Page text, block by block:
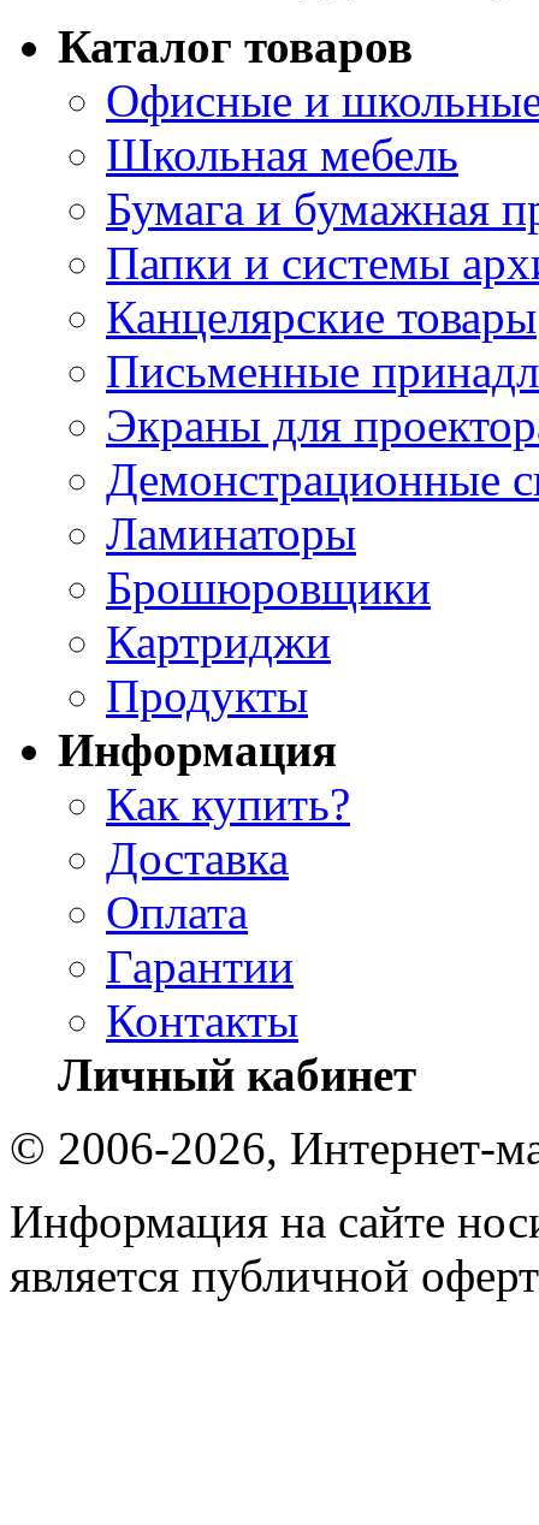
Каталог товаров
Офисные и
Школьная мебель
Бумага и бумажная
Папки и системы
Канцелярские товары
Письменные
Экраны для
Демонстрационные
Ламинаторы
Брошюровщики
Картриджи
Продукты
Информация
Как купить?
Доставка
Оплата
Гарантии
Контакты
Личный кабинет
© 2006-2026, Интернет-
Информация на сайте
является публичной